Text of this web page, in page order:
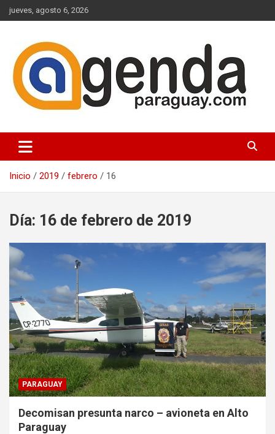
Saltar
al
jueves, agosto 6, 2026
Agenda Paraguay
Inicio 2019 febrero 16
Día: 16 de febrero de 2019
PARAGUAY
Decomisan presunta narco – avioneta en Alto
Paraguay